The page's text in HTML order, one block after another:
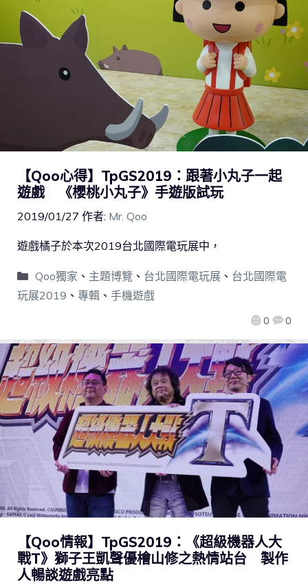
【Qoo心得】TpGS2019：跟著小丸子一起
遊戲 《櫻桃小丸子》手遊版試玩
2019/01/27 作者: Mr. Qoo
0 0
遊戲橘子於本次2019台北國際電玩展中，
Qoo獨家 、 主題博覽 、 台北國際電玩展、 台北國際電
玩展2019 、 專輯 、 手機遊戲
【Qoo情報】TpGS2019：《超級機器人大
戰T》獅子王凱聲優檜山修之熱情站台 製作
人暢談遊戲亮點